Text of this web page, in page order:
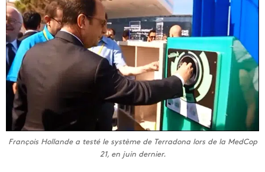
François Hollande a testé le système de Terradona lors de la MedCop
21, en juin dernier.